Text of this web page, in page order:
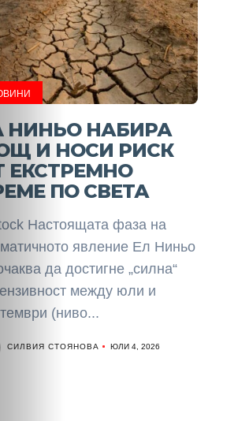
НИНЬО НАБИРА
И НОСИ РИСК
ЕКСТРЕМНО
ПО СВЕТА
Настоящата фаза на
явление Ел Ниньо
да достигне „силна“
между юли и
(ниво...
СИЛВИЯ СТОЯНОВА ЮЛИ 4, 2026